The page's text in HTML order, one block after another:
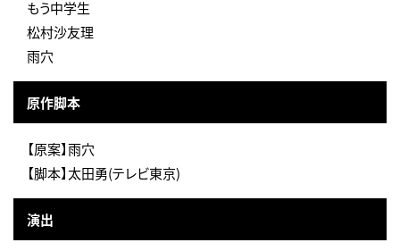
もう中学生
松村沙友理
雨穴
原作脚本
【原案】雨穴
【脚本】太田勇(テレビ東京)
演出